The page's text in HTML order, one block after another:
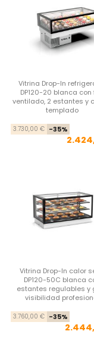
Vitrina Drop-In
DP120-20 blanca con
ventilado, 2 estantes y
templado
3.730,00 € -35%
Vitrina Drop-In calor
DP120-50C blanca
estantes regulables y
visibilidad
3.760,00 € -35%